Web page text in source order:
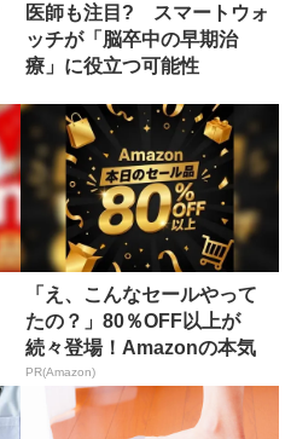
医師も注目? スマートウォ
ッチが「脳卒中の早期治
療」に役立つ可能性
「え、こんなセールやって
たの？」80％OFF以上が
続々登場！Amazonの本気
が...
PR(Amazon)